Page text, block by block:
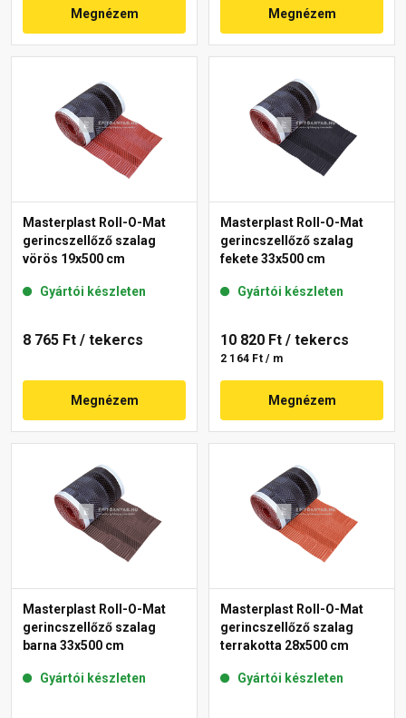
Megnézem Megnézem
Masterplast Roll-O-Mat
gerincszellőző szalag
vörös 19x500 cm
Gyártói készleten
8 765 Ft / tekercs
Megnézem
Masterplast Roll-O-Mat
gerincszellőző szalag
fekete 33x500 cm
Gyártói készleten
10 820 Ft / tekercs
2 164 Ft / m
Megnézem
Masterplast Roll-O-Mat
gerincszellőző szalag
barna 33x500 cm
Gyártói készleten
Masterplast Roll-O-Mat
gerincszellőző szalag
terrakotta 28x500 cm
Gyártói készleten